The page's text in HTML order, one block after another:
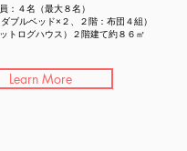
：４名（最大８名）
ブルベッド×２、２階：布団４組）
トログハウス）２階建て約８６㎡
Learn More